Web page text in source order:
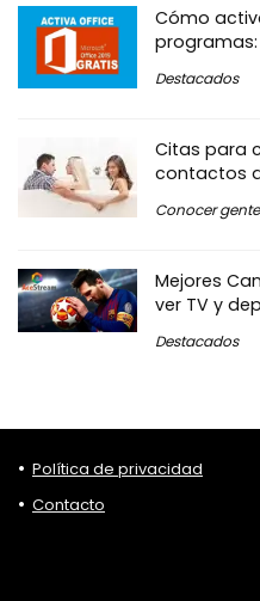
Cómo
Destacados
Citas para
contactos
Conocer gente
Mejores
ver TV y
Destacados
Política de privacidad
Contacto